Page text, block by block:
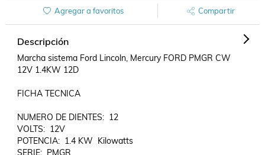
Agregar a favoritos Compartir
Descripción
Marcha sistema Ford Lincoln, Mercury FORD PMGR CW
12V 1.4KW 12D
FICHA TECNICA
NUMERO DE DIENTES:  12
VOLTS:  12V
POTENCIA:  1.4 KW  Kilowatts
SERIE:  PMGR